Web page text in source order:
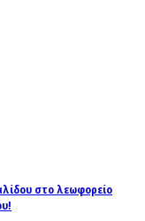
στο λεωφορείο